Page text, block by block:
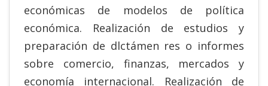
económicas de modelos de política
económica. Realización de estudios y
preparación de dlctámen res o informes
sobre comercio, finanzas, mercados y
economía internacional. Realización de